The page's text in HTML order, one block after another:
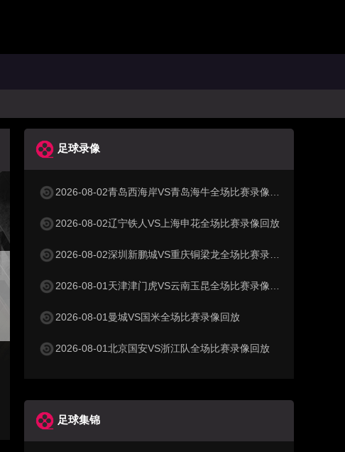
足球录像
2026-08-02青岛西海岸VS青岛海牛全场比赛录像回放
2026-08-02辽宁铁人VS上海申花全场比赛录像回放
2026-08-02深圳新鹏城VS重庆铜梁龙全场比赛录像回放
2026-08-01天津津门虎VS云南玉昆全场比赛录像回放
2026-08-01曼城VS国米全场比赛录像回放
2026-08-01北京国安VS浙江队全场比赛录像回放
足球集锦